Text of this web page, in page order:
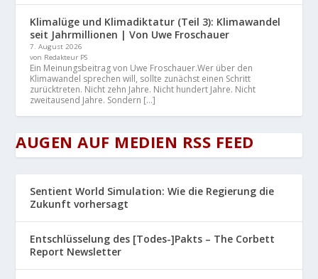
Klimalüge und Klimadiktatur (Teil 3): Klimawandel
seit Jahrmillionen | Von Uwe Froschauer
7. August 2026
von Redakteur PS
Ein Meinungsbeitrag von Uwe Froschauer.Wer über den
Klimawandel sprechen will, sollte zunächst einen Schritt
zurücktreten. Nicht zehn Jahre. Nicht hundert Jahre. Nicht
zweitausend Jahre. Sondern […]
AUGEN AUF MEDIEN RSS FEED
Sentient World Simulation: Wie die Regierung die
Zukunft vorhersagt
Entschlüsselung des [Todes-]Pakts – The Corbett
Report Newsletter